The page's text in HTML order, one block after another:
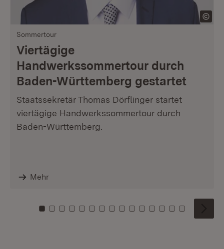
Sommertour
Viertägige
Handwerkssommertour durch
Baden-Württemberg gestartet
Staatssekretär Thomas Dörflinger startet
viertägige Handwerkssommertour durch
Baden-Württemberg.
Mehr
Zu Kachel: 0
Zu Kachel: 1
Zu Kachel: 2
Zu Kachel: 3
Zu Kachel: 4
Zu Kachel: 5
Zu Kachel: 6
Zu Kachel: 7
Zu Kachel: 8
Zu Kachel: 9
Zu Kachel: 10
Zu Kachel: 11
Zu Kachel: 12
Zu Kachel:
Zu